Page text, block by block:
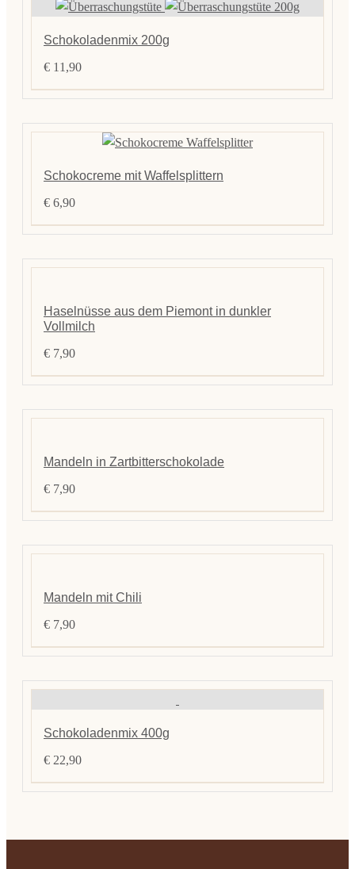
Schokoladenmix 200g
€ 11,90
Schokocreme mit Waffelsplittern
€ 6,90
Haselnüsse aus dem Piemont in dunkler
Vollmilch
€ 7,90
Mandeln in Zartbitterschokolade
€ 7,90
Mandeln mit Chili
€ 7,90
Schokoladenmix 400g
€ 22,90